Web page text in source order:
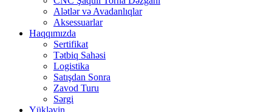
Alətlər və Avadanlıqlar
Aksessuarlar
Haqqımızda
Sertifikat
Tətbiq Sahəsi
Logistika
Satışdan Sonra
Zavod Turu
Sərgi
Yükləyin